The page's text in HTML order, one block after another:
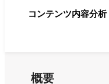
コンテンツ内容分析
概要